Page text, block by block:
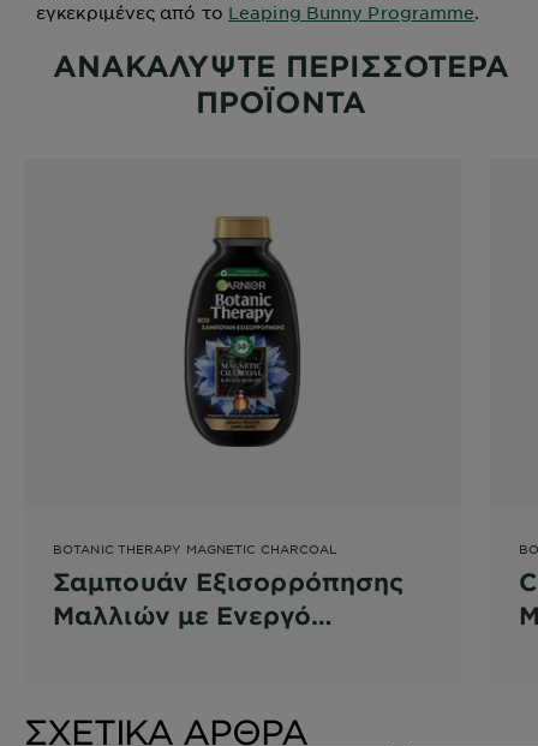
εγκεκριμένες από το Leaping Bunny Programme.
ΑΝΑΚΑΛΥΨΤΕ ΠΕΡΙΣΣΟΤΕΡΑ
ΠΡΟΪΟΝΤΑ
BOTANIC THERAPY MAGNETIC CHARCOAL
Σαμπουάν Εξισορρόπησης
Μαλλιών με Ενεργό
ΣΧΕΤΙΚΑ ΑΡΘΡΑ